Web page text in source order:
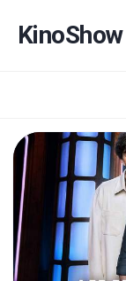
содержанию
KinoShow